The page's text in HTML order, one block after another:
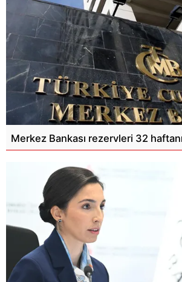
Merkez Bankası rezervleri 32